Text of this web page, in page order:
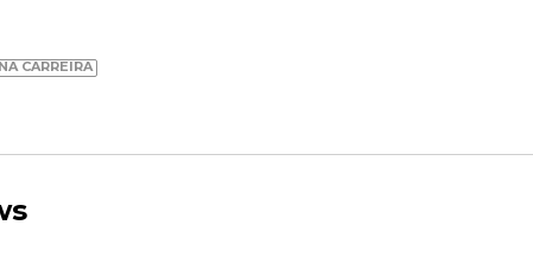
CARREIRA